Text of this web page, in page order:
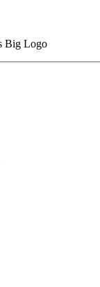
Big Logo